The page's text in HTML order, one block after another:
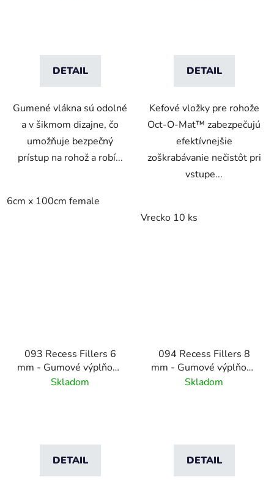
DETAIL
Gumené vlákna sú odolné
a v šikmom dizajne, čo
umožňuje bezpečný
prístup na rohož a robí...
6cm x 100cm female
DETAIL
Kefové vložky pre rohože
Oct-O-Mat™ zabezpečujú
efektívnejšie
zoškrabávanie nečistôt pri
vstupe...
Vrecko 10 ks
093 Recess Fillers 6
mm - Gumové výplňové
podložky
Skladom
DETAIL
094 Recess Fillers 8
mm - Gumové výplňové
podložky
Skladom
DETAIL